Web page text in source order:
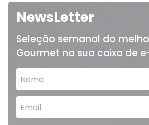
NewsLetter
Seleção semanal do
Gourmet na sua caixa de